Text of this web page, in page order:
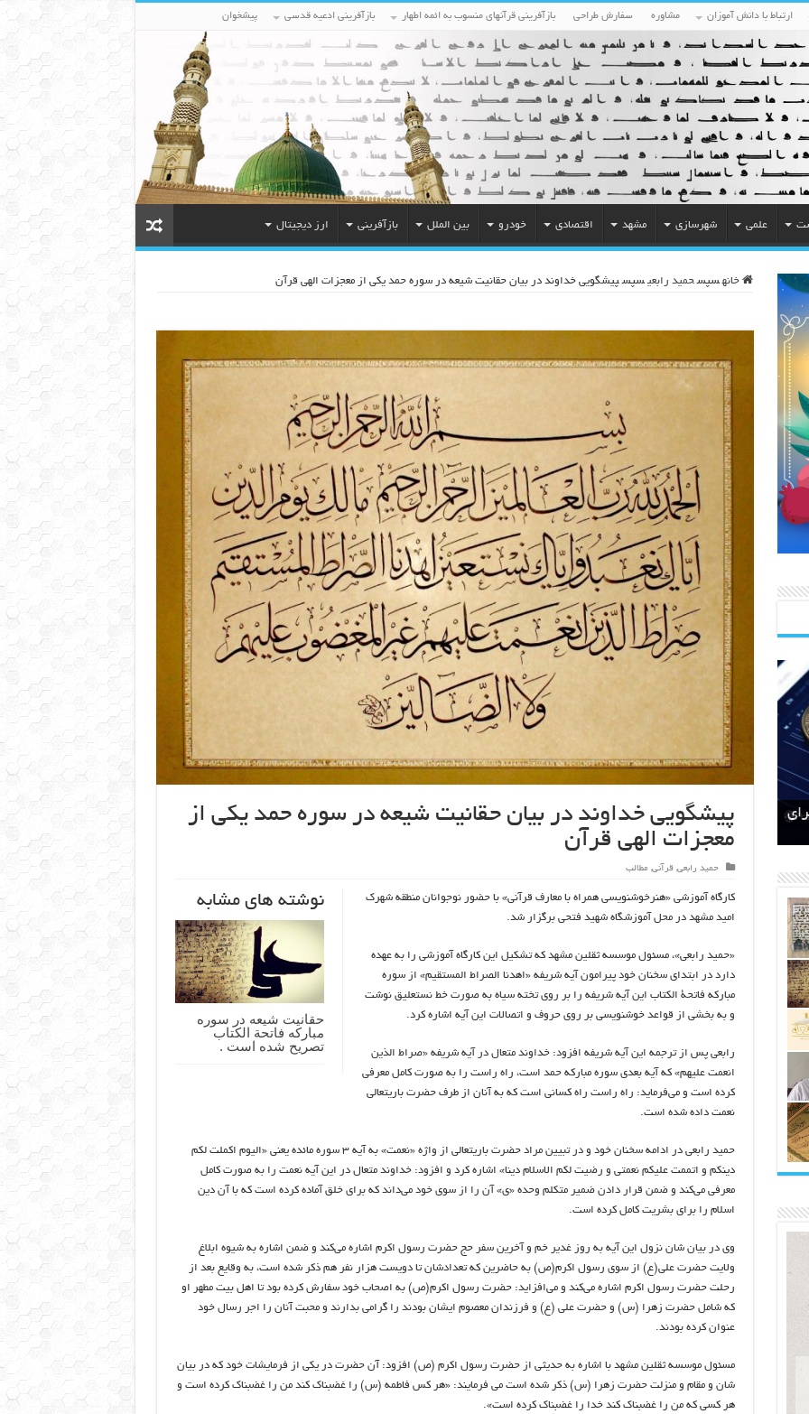
ارتباط با دانش آموزان مشاوره سفارش طراحی بازآفرینی قرآنهای منسوب به ائمه اطهار بازآفرینی ادعیه قدسی پیشخوان
علمی شهرسازی مشهد اقتصادی خودرو بین الملل بازآفرینی ارز دیجیتال
خانه سپس حمید رابعی سپس پیشگویی خداوند در بیان حقانیت شیعه در سوره حمد یکی از معجزات الهی قرآن
پیشگویی خداوند در بیان حقانیت شیعه در سوره حمد یکی از
معجزات الهی قرآن
حمید رابعی,قرآنی, مطالب
نوشته های مشابه
حقانیت شیعه در سوره
مبارکه فاتحة الکتاب
تصریح شده است .
کارگاه آموزشی «هنرخوشنویسی همراه با معارف قرآنی» با حضور نوجوانان منطقه شهرک
امید مشهد در محل آموزشگاه شهید فتحی برگزار شد.
«حمید رابعی»، مسئول موسسه ثقلین مشهد که تشکیل این کارگاه آموزشی را به عهده
دارد در ابتدای سخنان خود پیرامون آیه شریفه «اهدنا الصراط المستقیم» از سوره
مبارکه فاتحة الکتاب این آیه شریفه را بر روی تخته سیاه به صورت خط نستعلیق نوشت
و به بخشی از قواعد خوشنویسی بر روی حروف و اتصالات این آیه اشاره کرد.
رابعی پس از ترجمه این آیه شریفه افزود: خداوند متعال در آیه شریفه «صراط الذین
انعمت علیهم» که آیه بعدی سوره مبارکه حمد است، راه راست را به صورت کامل معرفی
کرده است و می‌فرماید: راه راست راه کسانی است که به آنان از طرف حضرت باریتعالی
نعمت داده شده است.
حمید رابعی در ادامه سخنان خود و در تبیین مراد حضرت باریتعالی از واژه «نعمت» به آیه ۳ سوره مائده یعنی «الیوم اکملت لکم
دینکم و اتممت علیکم نعمتی و رضیت لکم الاسلام دینا» اشاره کرد و افزود: خداوند متعال در این آیه نعمت را به صورت کامل
معرفی می‌کند و ضمن قرار دادن ضمیر متکلم وحده «ی» آن را از سوی خود می‌داند که برای خلق آماده کرده است که با آن دین
اسلام را برای بشریت کامل کرده است.
وی در بیان شان نزول این آیه به روز غدیر خم و آخرین سفر حج حضرت رسول اکرم اشاره می‌کند و ضمن اشاره به شیوه ابلاغ
ولایت حضرت علی(ع) از سوی رسول اکرم(ص) به حاضرین که تعدادشان تا دویست هزار نفر هم ذکر شده است، به وقایع بعد از
رحلت حضرت رسول اکرم اشاره می‌کند و می‌افزاید: حضرت رسول اکرم(ص) به اصحاب خود سفارش کرده بود تا اهل بیت مطهر او
که شامل حضرت زهرا (س) و حضرت علی (ع) و فرزندان معصوم ایشان بودند را گرامی بدارند و محبت آنان را اجر رسال خود
عنوان کرده بودند.
مسئول موسسه ثقلین مشهد با اشاره به حدیثی از حضرت رسول اکرم (ص) افزود: آن حضرت در یکی از فرمایشات خود که در بیان
شان و مقام و منزلت حضرت زهرا (س) ذکر شده است می فرمایند: «هر کس فاطمه (س) را غضبناک کند من را غضبناک کرده است و
هر کسی که من را غضبناک کند خدا را غضبناک کرده است».
مالکان اراضی شاهنامه ۳۵